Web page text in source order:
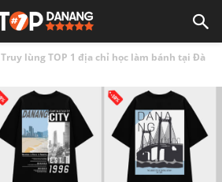
Truy lùng TOP 1 địa chỉ học làm bánh tại Đà